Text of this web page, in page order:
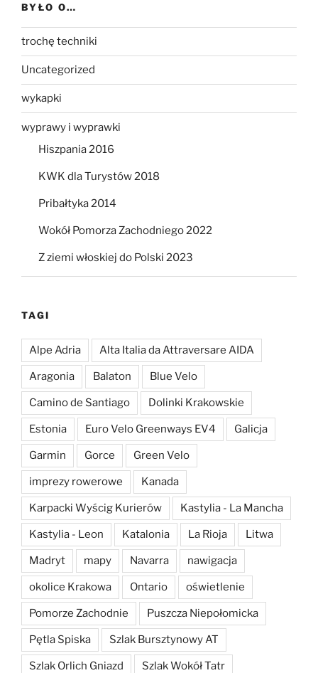
BYŁO O…
trochę techniki
Uncategorized
wykapki
wyprawy i wyprawki
Hiszpania 2016
KWK dla Turystów 2018
Pribałtyka 2014
Wokół Pomorza Zachodniego 2022
Z ziemi włoskiej do Polski 2023
TAGI
Alpe Adria Alta Italia da Attraversare AIDA
Aragonia Balaton Blue Velo
Camino de Santiago Dolinki Krakowskie
Estonia Euro Velo Greenways EV4 Galicja
Garmin Gorce Green Velo
imprezy rowerowe Kanada
Karpacki Wyścig Kurierów Kastylia - La Mancha
Kastylia - Leon Katalonia La Rioja Litwa
Madryt mapy Navarra nawigacja
okolice Krakowa Ontario oświetlenie
Pomorze Zachodnie Puszcza Niepołomicka
Pętla Spiska Szlak Bursztynowy AT
Szlak Orlich Gniazd Szlak Wokół Tatr